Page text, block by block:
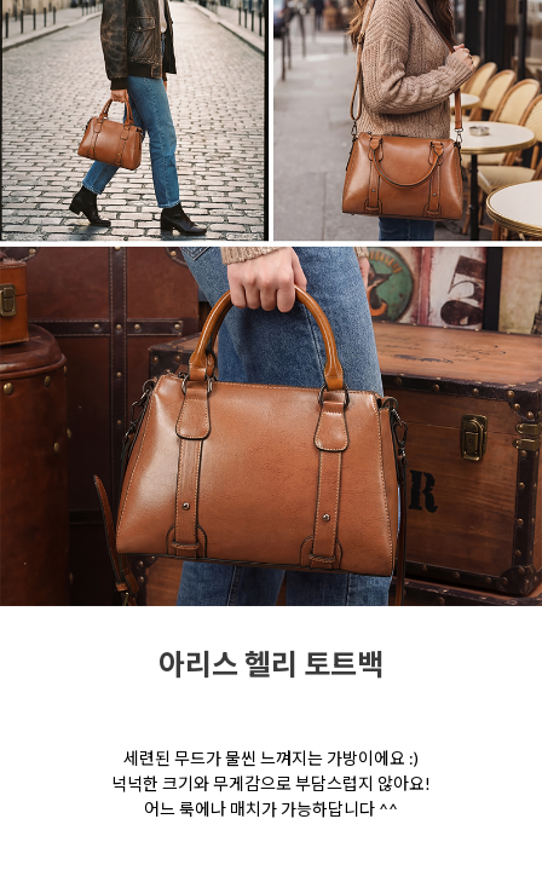
아리스 헬리 토트백
세련된 무드가 물씬 느껴지는 가방이에요 :)
넉넉한 크기와 무게감으로 부담스럽지 않아요!
어느 룩에나 매치가 가능하답니다 ^^